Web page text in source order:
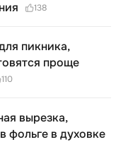
138
пикника,
проще
110
вырезка,
фольге в духовке